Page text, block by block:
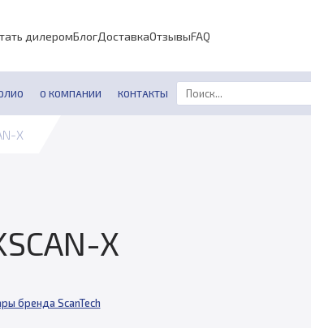
дилеромБлогДоставкаОтзывыFAQ
О КОМПАНИИ КОНТАКТЫ
X
X
бренда ScanTech